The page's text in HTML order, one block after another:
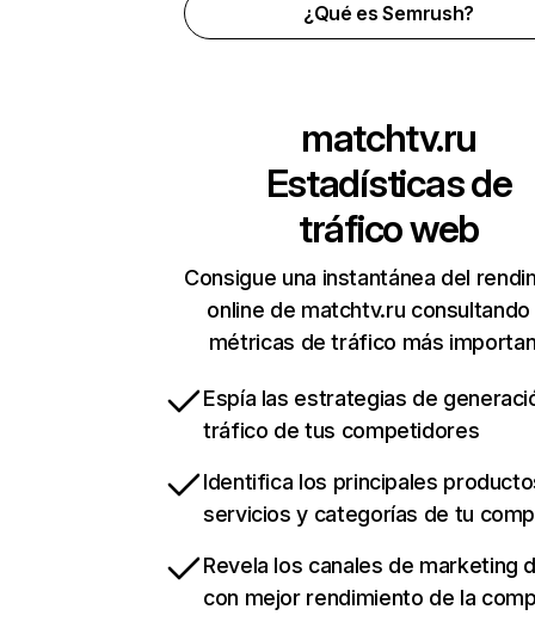
¿Qué es Semrush?
matchtv.ru
Estadísticas de
tráfico web
Consigue una instantánea del
online de matchtv.ru consultando
métricas de tráfico más
Espía las estrategias de
tráfico de tus competidores
Identifica los principales
servicios y categorías de tu
Revela los canales de marketing
con mejor rendimiento de la